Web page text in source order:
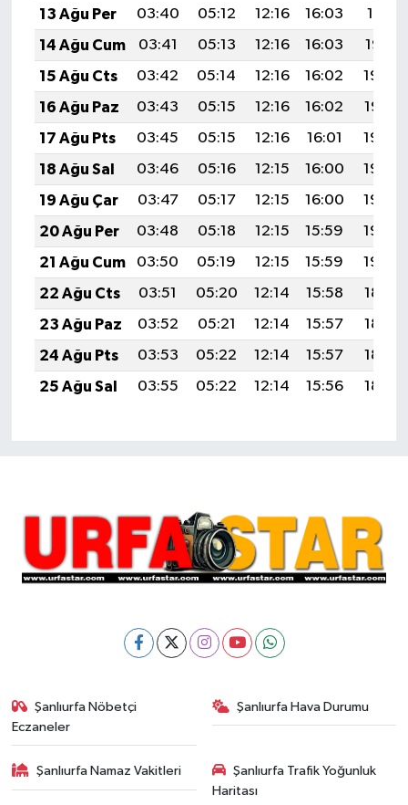
13 Ağu Per
03:40 05:12 12:16 16:03
19:11
14 Ağu Cum
03:41 05:13 12:16 16:03
19:10
15 Ağu Cts
03:42 05:14 12:16 16:02
19:08
16 Ağu Paz
03:43 05:15 12:16 16:02
19:07
17 Ağu Pts
03:45 05:15 12:16 16:01
19:06
18 Ağu Sal
03:46 05:16 12:15 16:00
19:04
19 Ağu Çar
03:47 05:17 12:15 16:00
19:03
20 Ağu Per
03:48 05:18 12:15 15:59
19:02
21 Ağu Cum
03:50 05:19 12:15 15:59
19:00
22 Ağu Cts
03:51 05:20 12:14 15:58
18:59
23 Ağu Paz
03:52 05:21 12:14 15:57
18:58
24 Ağu Pts
03:53 05:22 12:14 15:57
18:56
25 Ağu Sal
03:55 05:22 12:14 15:56 18:55
Şanlıurfa Nöbetçi
Eczaneler
Şanlıurfa Hava Durumu
Şanlıurfa Namaz Vakitleri
Şanlıurfa Trafik Yoğunluk
Haritası